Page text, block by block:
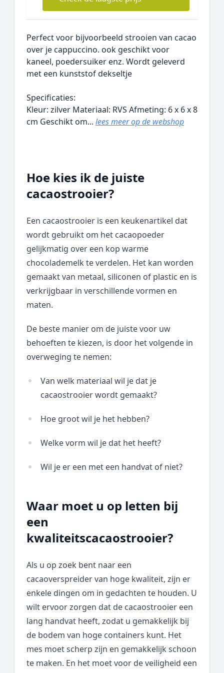
Perfect voor bijvoorbeeld strooien van cacao
over je cappuccino. ook geschikt voor
kaneel, poedersuiker enz. Wordt geleverd
met een kunststof dekseltje
Specificaties:
Kleur: zilver Materiaal: RVS Afmeting: 6 x 6 x 8
cm Geschikt om... lees meer op de webshop
Hoe kies ik de juiste
cacaostrooier?
Een cacaostrooier is een keukenartikel dat
wordt gebruikt om het cacaopoeder
gelijkmatig over een kop warme
chocolademelk te verdelen. Het kan worden
gemaakt van metaal, siliconen of plastic en is
verkrijgbaar in verschillende vormen en
maten.
De beste manier om de juiste voor uw
behoeften te kiezen, is door het volgende in
overweging te nemen:
Van welk materiaal wil je dat je
cacaostrooier wordt gemaakt?
Hoe groot wil je het hebben?
Welke vorm wil je dat het heeft?
Wil je er een met een handvat of niet?
Waar moet u op letten bij
een
kwaliteitscacaostrooier?
Als u op zoek bent naar een
cacaoverspreider van hoge kwaliteit, zijn er
enkele dingen om in gedachten te houden. U
wilt ervoor zorgen dat de cacaostrooier een
lang handvat heeft, zodat u gemakkelijk bij
de bodem van hoge containers kunt. Het
mes moet scherp zijn en gemakkelijk schoon
te maken. En het moet voor de veiligheid een